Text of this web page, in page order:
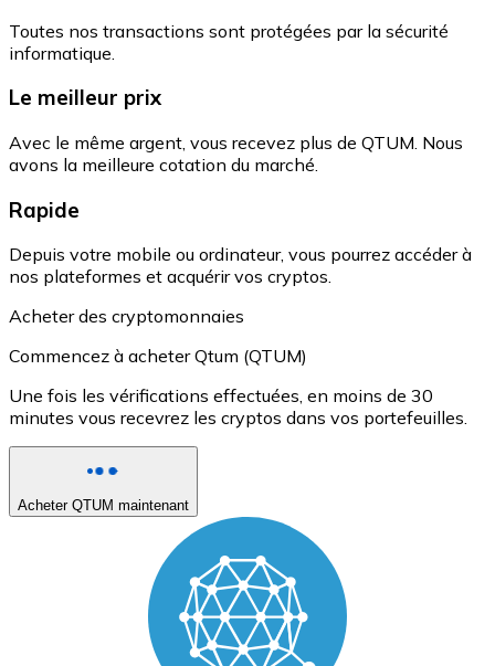
Toutes nos transactions sont protégées par la sécurité
informatique.
Le meilleur prix
Avec le même argent, vous recevez plus de QTUM. Nous
avons la meilleure cotation du marché.
Rapide
Depuis votre mobile ou ordinateur, vous pourrez accéder à
nos plateformes et acquérir vos cryptos.
Acheter des cryptomonnaies
Commencez à acheter Qtum (QTUM)
Une fois les vérifications effectuées, en moins de 30
minutes vous recevrez les cryptos dans vos portefeuilles.
Acheter QTUM maintenant